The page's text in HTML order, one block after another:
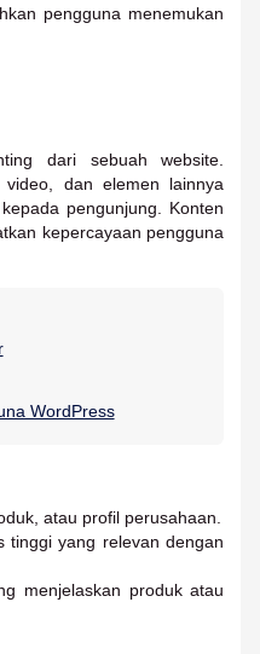
pengguna menemukan
dari sebuah website.
dan elemen lainnya
pengunjung. Konten
kepercayaan pengguna
WordPress
atau profil perusahaan.
tinggi yang relevan dengan
menjelaskan produk atau